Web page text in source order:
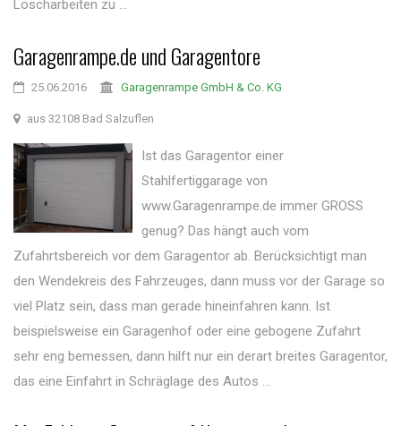
Löscharbeiten zu ...
Garagenrampe.de und Garagentore
25.06.2016 Garagenrampe GmbH & Co. KG
aus 32108 Bad Salzuflen
Ist das Garagentor einer
Stahlfertiggarage von
www.Garagenrampe.de immer GROSS
genug? Das hängt auch vom
Zufahrtsbereich vor dem Garagentor ab. Berücksichtigt man
den Wendekreis des Fahrzeuges, dann muss vor der Garage so
viel Platz sein, dass man gerade hineinfahren kann. Ist
beispielsweise ein Garagenhof oder eine gebogene Zufahrt
sehr eng bemessen, dann hilft nur ein derart breites Garagentor,
das eine Einfahrt in Schräglage des Autos ...